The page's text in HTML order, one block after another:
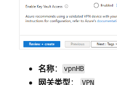
名称： vpnHB
网关类型： VPN